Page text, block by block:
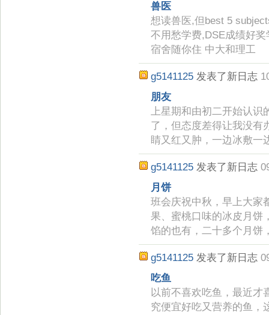
兽医
想读兽医,但best 5
不用愁学费,DSE成绩好
宿舍随你住 中大和理工
g5141125 发表了新日志
朋友
上星期和由初二开始认识
了，但态度差得让我没有
睛又红又肿，一边冰敷一
g5141125 发表了新日志
月饼
班会庆祝中秋，早上大家
果、蜜桃口味的冰皮月饼
馅的也有，二十多个月饼
g5141125 发表了新日志
吃鱼
以前不喜欢吃鱼，最近才
究便宜好吃又营养的鱼，